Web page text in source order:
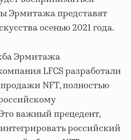
Эрмитажа представят
осенью 2021 года.
Эрмитажа
LFCS разработали
NFT, полностью
важный прецедент,
российский